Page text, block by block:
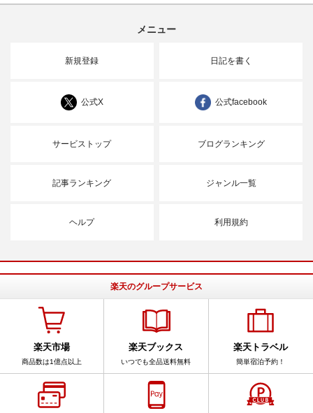
メニュー
新規登録 日記を書く
公式X 公式facebook
サービストップ ブログランキング
記事ランキング ジャンル一覧
ヘルプ 利用規約
楽天のグループサービス
楽天市場
商品数は1億点以上
楽天ブックス
いつでも全品送料無料
楽天トラベル
簡単宿泊予約！